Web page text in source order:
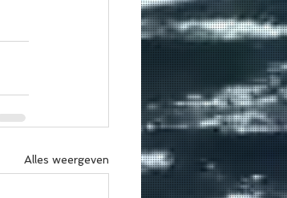
Alles weergeven